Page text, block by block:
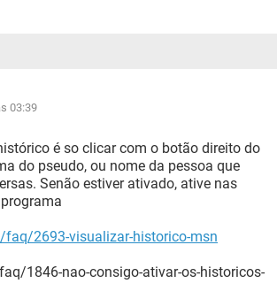
03:39
é so clicar com o botão direito do
do pseudo, ou nome da pessoa que
Senão estiver ativado, ative nas
2693-visualizar-historico-msn
1846-nao-consigo-ativar-os-historicos-